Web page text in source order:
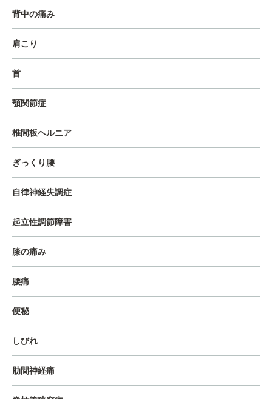
背中の痛み
肩こり
首
顎関節症
椎間板ヘルニア
ぎっくり腰
自律神経失調症
起立性調節障害
膝の痛み
腰痛
便秘
しびれ
肋間神経痛